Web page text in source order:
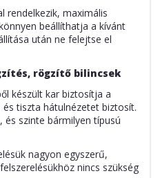
rendelkezik, maximális
beállíthatja a kívánt
után ne felejtse el
rögzítő bilincsek
készült kar biztosítja a
tiszta hátulnézetet biztosít.
szinte bármilyen típusú
nagyon egyszerű,
nincs szükség